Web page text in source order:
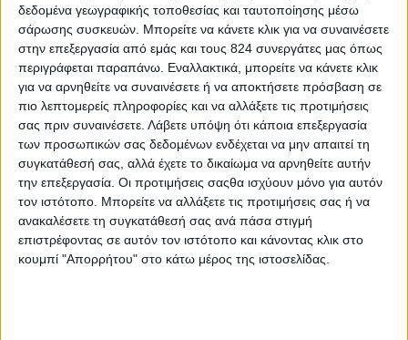
δεδομένα γεωγραφικής τοποθεσίας και ταυτοποίησης μέσω
σάρωσης συσκευών. Μπορείτε να κάνετε κλικ για να συναινέσετε
στην επεξεργασία από εμάς και τους 824 συνεργάτες μας όπως
περιγράφεται παραπάνω. Εναλλακτικά, μπορείτε να κάνετε κλικ
για να αρνηθείτε να συναινέσετε ή να αποκτήσετε πρόσβαση σε
πιο λεπτομερείς πληροφορίες και να αλλάξετε τις προτιμήσεις
σας πριν συναινέσετε. Λάβετε υπόψη ότι κάποια επεξεργασία
των προσωπικών σας δεδομένων ενδέχεται να μην απαιτεί τη
συγκατάθεσή σας, αλλά έχετε το δικαίωμα να αρνηθείτε αυτήν
την επεξεργασία. Οι προτιμήσεις σαςθα ισχύουν μόνο για αυτόν
τον ιστότοπο. Μπορείτε να αλλάξετε τις προτιμήσεις σας ή να
ανακαλέσετε τη συγκατάθεσή σας ανά πάσα στιγμή
επιστρέφοντας σε αυτόν τον ιστότοπο και κάνοντας κλικ στο
κουμπί "Απορρήτου" στο κάτω μέρος της ιστοσελίδας.